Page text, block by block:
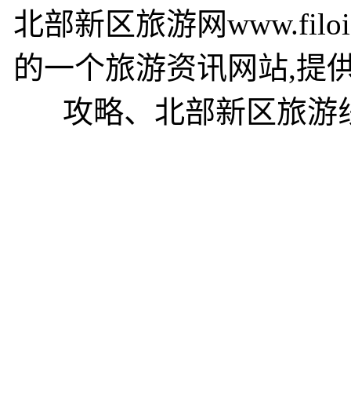
北部新区旅游网
的一个旅游资讯网站,提
攻略、北部新区旅